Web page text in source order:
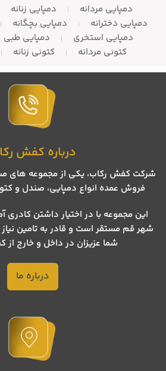
دمپایی مردانه دمپایی زنانه
دمپایی دخترانه
دمپایی بچگانه
دمپایی استخری
دمپایی طبی
کتونی مردانه
کتونی زنانه
درباره کفش
شرکت کفش رکاب، یکی از مجموعه های
فروش عمده انواع دمپایی، صندل و
این مجموعه با در اختیار داشتن
شهر قم مستقر است و قادر به تامین
شما عزیزان در داخل و خارج
درباره ما